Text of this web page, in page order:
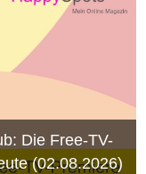
Die Free-TV-
(02.08.2026)